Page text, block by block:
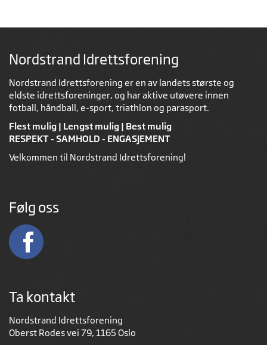
Nordstrand Idrettsforening
Nordstrand Idrettsforening er en av landets største og
eldste idrettsforeninger, og har aktive utøvere innen
fotball, håndball, e-sport, triathlon og parasport.
Flest mulig | Lengst mulig | Best mulig
RESPEKT - SAMHOLD - ENGASJEMENT
Velkommen til Nordstrand Idrettsforening!
Følg oss
Ta kontakt
Nordstrand Idrettsforening
Oberst Rodes vei 79, 1165 Oslo